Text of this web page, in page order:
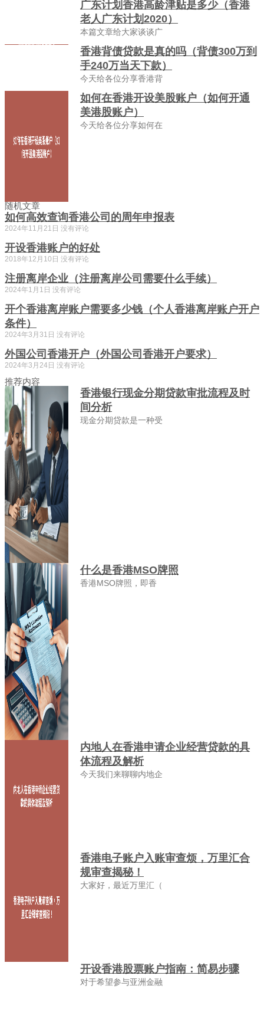
广东计划香港高龄津贴是多少（香港
老人广东计划2020）
本篇文章给大家谈谈广
香港背债贷款是真的吗（背债300万到
手240万当天下款）
今天给各位分享香港背
如何在香港开设美股账户（如何开通
美港股账户）
今天给各位分享如何在
随机文章
如何高效查询香港公司的周年申报表
2024年11月21日 没有评论
开设香港账户的好处
2018年12月10日 没有评论
注册离岸企业（注册离岸公司需要什么手续）
2024年1月1日 没有评论
开个香港离岸账户需要多少钱（个人香港离岸账户开户
条件）
2024年3月31日 没有评论
外国公司香港开户（外国公司香港开户要求）
2024年3月24日 没有评论
推荐内容
香港银行现金分期贷款审批流程及时
间分析
现金分期贷款是一种受
什么是香港MSO牌照
香港MSO牌照，即香
内地人在香港申请企业经营贷款的具
体流程及解析
今天我们来聊聊内地企
香港电子账户入账审查烦，万里汇合
规审查揭秘！
大家好，最近万里汇（
开设香港股票账户指南：简易步骤
对于希望参与亚洲金融